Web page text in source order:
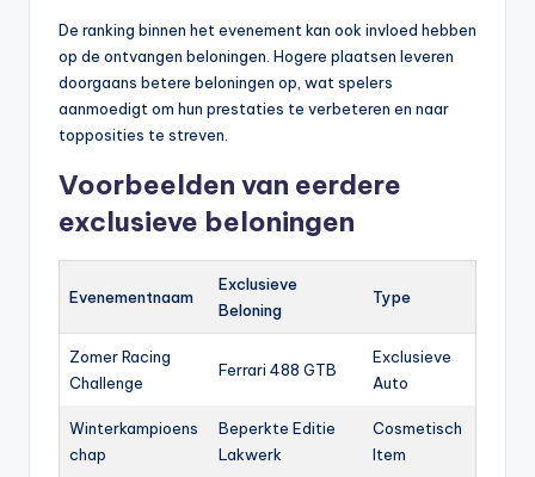
De ranking binnen het evenement kan ook invloed hebben
op de ontvangen beloningen. Hogere plaatsen leveren
doorgaans betere beloningen op, wat spelers
aanmoedigt om hun prestaties te verbeteren en naar
topposities te streven.
Voorbeelden van eerdere
exclusieve beloningen
Evenementnaam
Exclusieve
Beloning
Type
Zomer Racing
Challenge
Ferrari 488 GTB
Exclusieve
Auto
Winterkampioens
chap
Beperkte Editie
Lakwerk
Cosmetisch
Item